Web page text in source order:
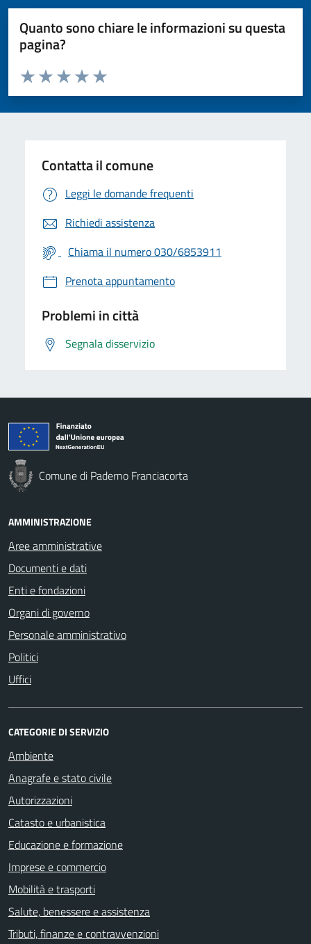
Quanto sono chiare le informazioni su questa
pagina?
Valuta da 1 a 5 stelle la pagina
Valuta 5 stelle su 5
Valuta 4 stelle su 5
Valuta 3 stelle su 5
Valuta 2 stelle su 5
Valuta 1 stelle su 5
Contatta il comune
Leggi le domande frequenti
Richiedi assistenza
Chiama il numero 030/6853911
Prenota appuntamento
Problemi in città
Segnala disservizio
Comune di Paderno Franciacorta
AMMINISTRAZIONE
Aree amministrative
Documenti e dati
Enti e fondazioni
Organi di governo
Personale amministrativo
Politici
Uffici
CATEGORIE DI SERVIZIO
Ambiente
Anagrafe e stato civile
Autorizzazioni
Catasto e urbanistica
Educazione e formazione
Imprese e commercio
Mobilità e trasporti
Salute, benessere e assistenza
Tributi, finanze e contravvenzioni